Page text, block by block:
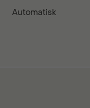
Automatisk